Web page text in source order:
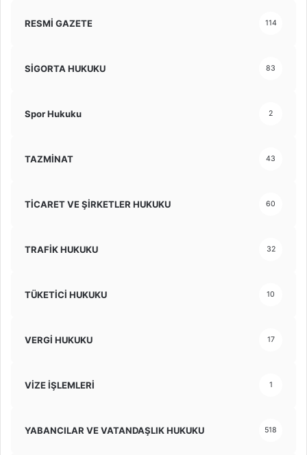
RESMİ GAZETE 114
SİGORTA HUKUKU 83
Spor Hukuku 2
TAZMİNAT 43
TİCARET VE ŞİRKETLER HUKUKU 60
TRAFİK HUKUKU 32
TÜKETİCİ HUKUKU 10
VERGİ HUKUKU 17
VİZE İŞLEMLERİ 1
YABANCILAR VE VATANDAŞLIK HUKUKU 518